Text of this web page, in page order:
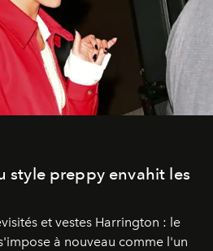
style preppy envahit les
et vestes Harrington : le
à nouveau comme l'un